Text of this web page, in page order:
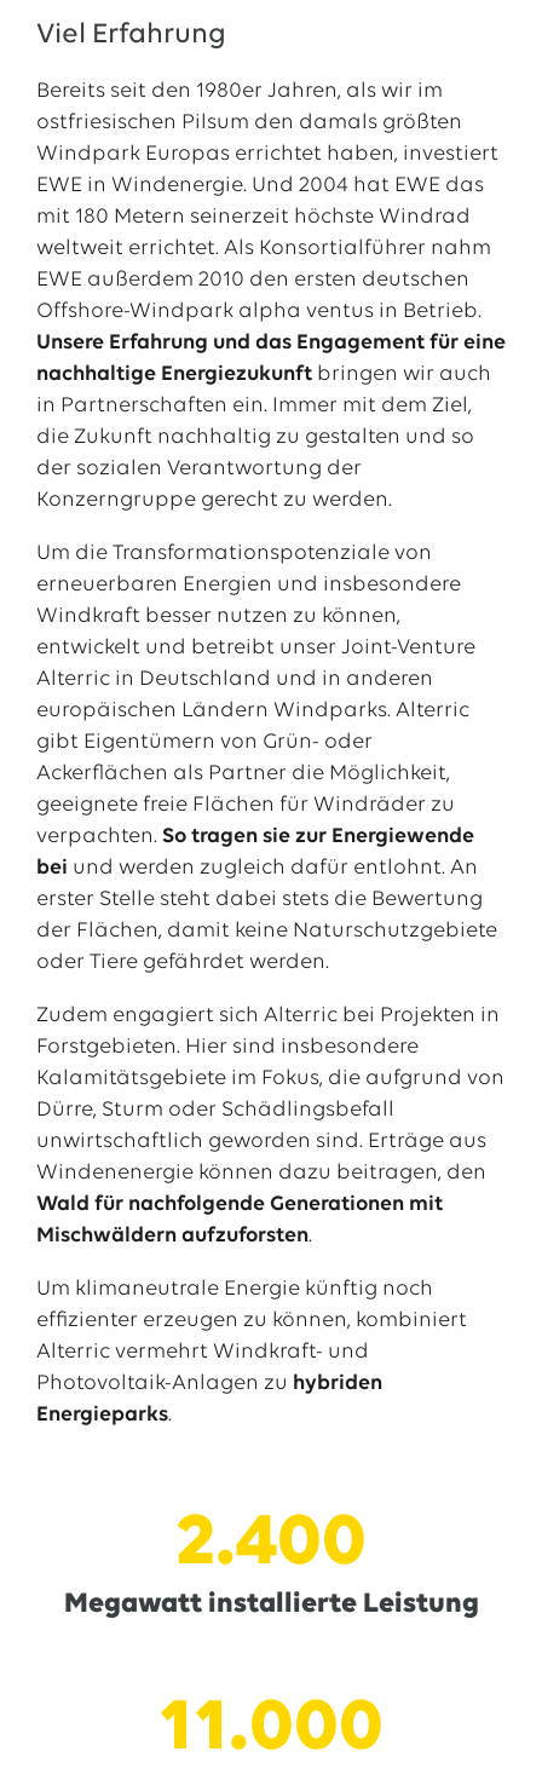
Viel Erfahrung
Bereits seit den 1980er Jahren, als wir im
ostfriesischen Pilsum den damals größten
Windpark Europas errichtet haben, investiert
EWE in Windenergie. Und 2004 hat EWE das
mit 180 Metern seinerzeit höchste Windrad
weltweit errichtet. Als Konsortialführer nahm
EWE außerdem 2010 den ersten deutschen
Offshore-Windpark alpha ventus in Betrieb.
Unsere Erfahrung und das Engagement für eine
nachhaltige Energiezukunft bringen wir auch
in Partnerschaften ein. Immer mit dem Ziel,
die Zukunft nachhaltig zu gestalten und so
der sozialen Verantwortung der
Konzerngruppe gerecht zu werden.
Um die Transformationspotenziale von
erneuerbaren Energien und insbesondere
Windkraft besser nutzen zu können,
entwickelt und betreibt unser Joint-Venture
Alterric in Deutschland und in anderen
europäischen Ländern Windparks. Alterric
gibt Eigentümern von Grün- oder
Ackerflächen als Partner die Möglichkeit,
geeignete freie Flächen für Windräder zu
verpachten. So tragen sie zur Energiewende
bei und werden zugleich dafür entlohnt. An
erster Stelle steht dabei stets die Bewertung
der Flächen, damit keine Naturschutzgebiete
oder Tiere gefährdet werden.
Zudem engagiert sich Alterric bei Projekten in
Forstgebieten. Hier sind insbesondere
Kalamitätsgebiete im Fokus, die aufgrund von
Dürre, Sturm oder Schädlingsbefall
unwirtschaftlich geworden sind. Erträge aus
Windenenergie können dazu beitragen, den
Wald für nachfolgende Generationen mit
Mischwäldern aufzuforsten.
Um klimaneutrale Energie künftig noch
effizienter erzeugen zu können, kombiniert
Alterric vermehrt Windkraft- und
Photovoltaik-Anlagen zu hybriden
Energieparks.
2.400
Megawatt installierte Leistung
11.000